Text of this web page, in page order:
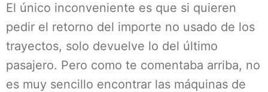
El único inconveniente es que si quieren
pedir el retorno del importe no usado de los
trayectos, solo devuelve lo del último
pasajero. Pero como te comentaba arriba, no
es muy sencillo encontrar las máquinas de